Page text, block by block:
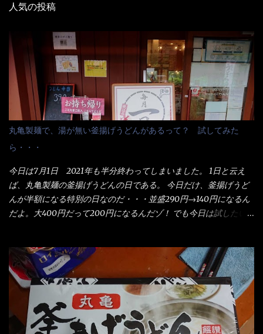
人気の投稿
丸亀製麺で、湯が無い釜揚げうどんがあるって？ 試してみた
ら・・・
今日は7月1日 2021年も半分終わってしまいました。 1日と云え
ば、丸亀製麺の釜揚げうどんの日である。 今日だけ、釜揚げうど
んが半額になる特別の日なのだ・・・並盛290円→140円になるん
だよ。大400円だって200円になるんだゾ！ でも今日は試したい
でる～ でもコレって食べきるまで湯に浸かっているわけで、最
初と最後では麺の固さというかコシが違う！ だったら湯なんか要
らないじゃん！ 茹で上げ直後の麺だけいいよ！となるでしょ
う。 事前にググって調べたら、やっぱり＜湯無し＞注文は、裏注
文方法としてあるらしい。 それと店員によっては、理解出来ない
者も居るらしい云う事。 そこでランチ混雑前に、行くのが店への